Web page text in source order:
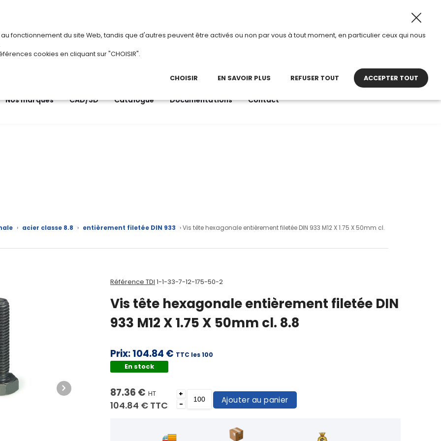
Du 3 au 28 août 2026, TDI passe en mode été. Horaires d’ouverture
Nos marques CAD/3D Catalogue Documentations Contact
› acier classe 8.8 › entièrement filetée DIN 933 › Vis tête hexagonale entièrement filetée DIN 933 M12 X 1.75 X 50mm cl.
Référence TDI 1-1-33-7-12-175-50-2
Vis tête hexagonale entièrement filetée DIN
933 M12 X 1.75 X 50mm cl. 8.8
Prix:104.84 € TTC les 100
En stock
87.36 € HT
104.84 € TTC
+
-
Ajouter au panier
fonctionnement du site Web, tandis que d'autres peuvent être activés ou non par vous à tout moment, en particulier ceux qui nous
cookies en cliquant sur "CHOISIR".
CHOISIR EN SAVOIR PLUS REFUSER TOUT ACCEPTER TOUT